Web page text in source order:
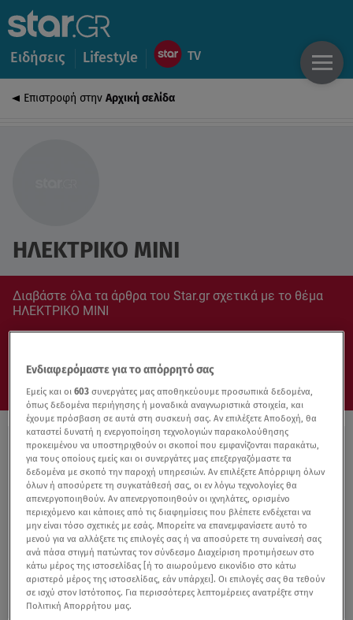
Ειδήσεις Lifestyle
Επιστροφή στην Αρχική σελίδα
ΗΛΕΚΤΡΙΚΟ MINI
Διαβάστε όλα τα άρθρα του Star.gr σχετικά με το θέμα
ΗΛΕΚΤΡΙΚΟ MINI
Ενδιαφερόμαστε για το απόρρητό σας
Εμείς και οι603 συνεργάτες μας αποθηκεύουμε προσωπικά δεδομένα,
όπως δεδομένα περιήγησης ή μοναδικά αναγνωριστικά στοιχεία, και
έχουμε πρόσβαση σε αυτά στη συσκευή σας. Αν επιλέξετε Αποδοχή, θα
καταστεί δυνατή η ενεργοποίηση τεχνολογιών παρακολούθησης
προκειμένου να υποστηριχθούν οι σκοποί που εμφανίζονται παρακάτω,
για τους οποίους εμείς και οι συνεργάτες μας επεξεργαζόμαστε τα
δεδομένα με σκοπό την παροχή υπηρεσιών. Αν επιλέξετε Απόρριψη όλων
όλων ή αποσύρετε τη συγκατάθεσή σας, οι εν λόγω τεχνολογίες θα
απενεργοποιηθούν. Αν απενεργοποιηθούν οι ιχνηλάτες, ορισμένο
περιεχόμενο και κάποιες από τις διαφημίσεις που βλέπετε ενδέχεται να
μην είναι τόσο σχετικές με εσάς. Μπορείτε να επανεμφανίσετε αυτό το
μενού για να αλλάξετε τις επιλογές σας ή να αποσύρετε τη συναίνεσή σας
ανά πάσα στιγμή πατώντας τον σύνδεσμο Διαχείριση προτιμήσεων στο
κάτω μέρος της ιστοσελίδας [ή το αιωρούμενο εικονίδιο στο κάτω
αριστερό μέρος της ιστοσελίδας, εάν υπάρχει]. Οι επιλογές σας θα τεθούν
σε ισχύ στον Ιστότοπος. Για περισσότερες λεπτομέρειες ανατρέξτε στην
Πολιτική Απορρήτου μας.